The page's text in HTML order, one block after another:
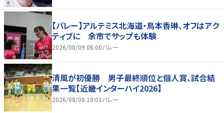
【バレー】アルテミス北海道・鳥本香琳、オフはアク
ティブに 余市でサップも体験
2026/08/09 06:00バレー
清風が初優勝 男子最終順位と個人賞、試合結
果一覧【近畿インターハイ2026】
2026/08/08 18:01 バレー